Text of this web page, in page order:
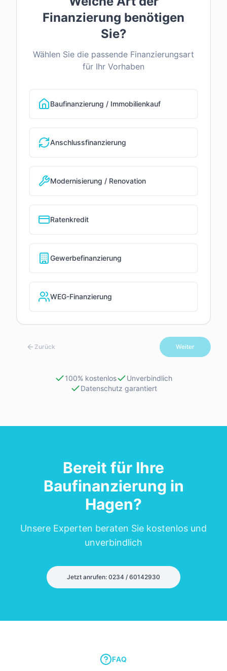
Finanzierung benötigen
Sie?
Wählen Sie die passende Finanzierungsart
für Ihr Vorhaben
Baufinanzierung / Immobilienkauf
Anschlussfinanzierung
Modernisierung / Renovation
Ratenkredit
Gewerbefinanzierung
WEG-Finanzierung
Zurück Weiter
100% kostenlos
Unverbindlich
Datenschutz garantiert
Bereit für Ihre
Baufinanzierung in
Hagen?
Unsere Experten beraten Sie kostenlos und
unverbindlich
Jetzt anrufen: 0234 / 60142930
FAQ